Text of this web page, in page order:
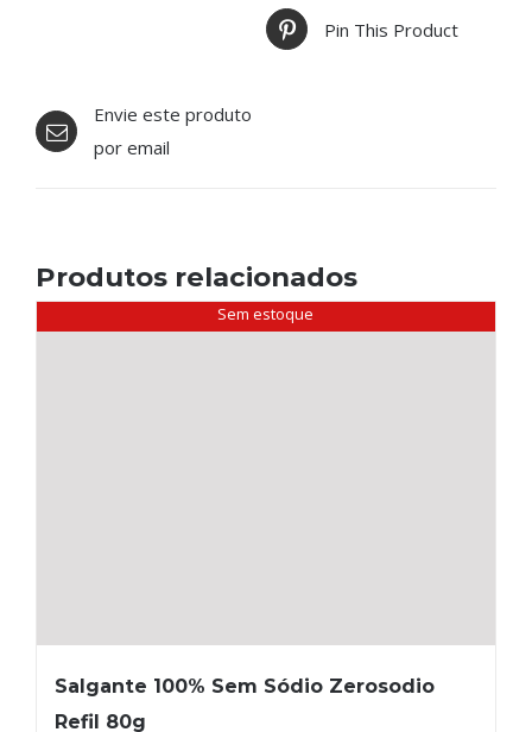
Pin This Product
Envie este produto
por email
Produtos relacionados
Sem estoque
Salgante 100% Sem Sódio Zerosodio
Refil 80g